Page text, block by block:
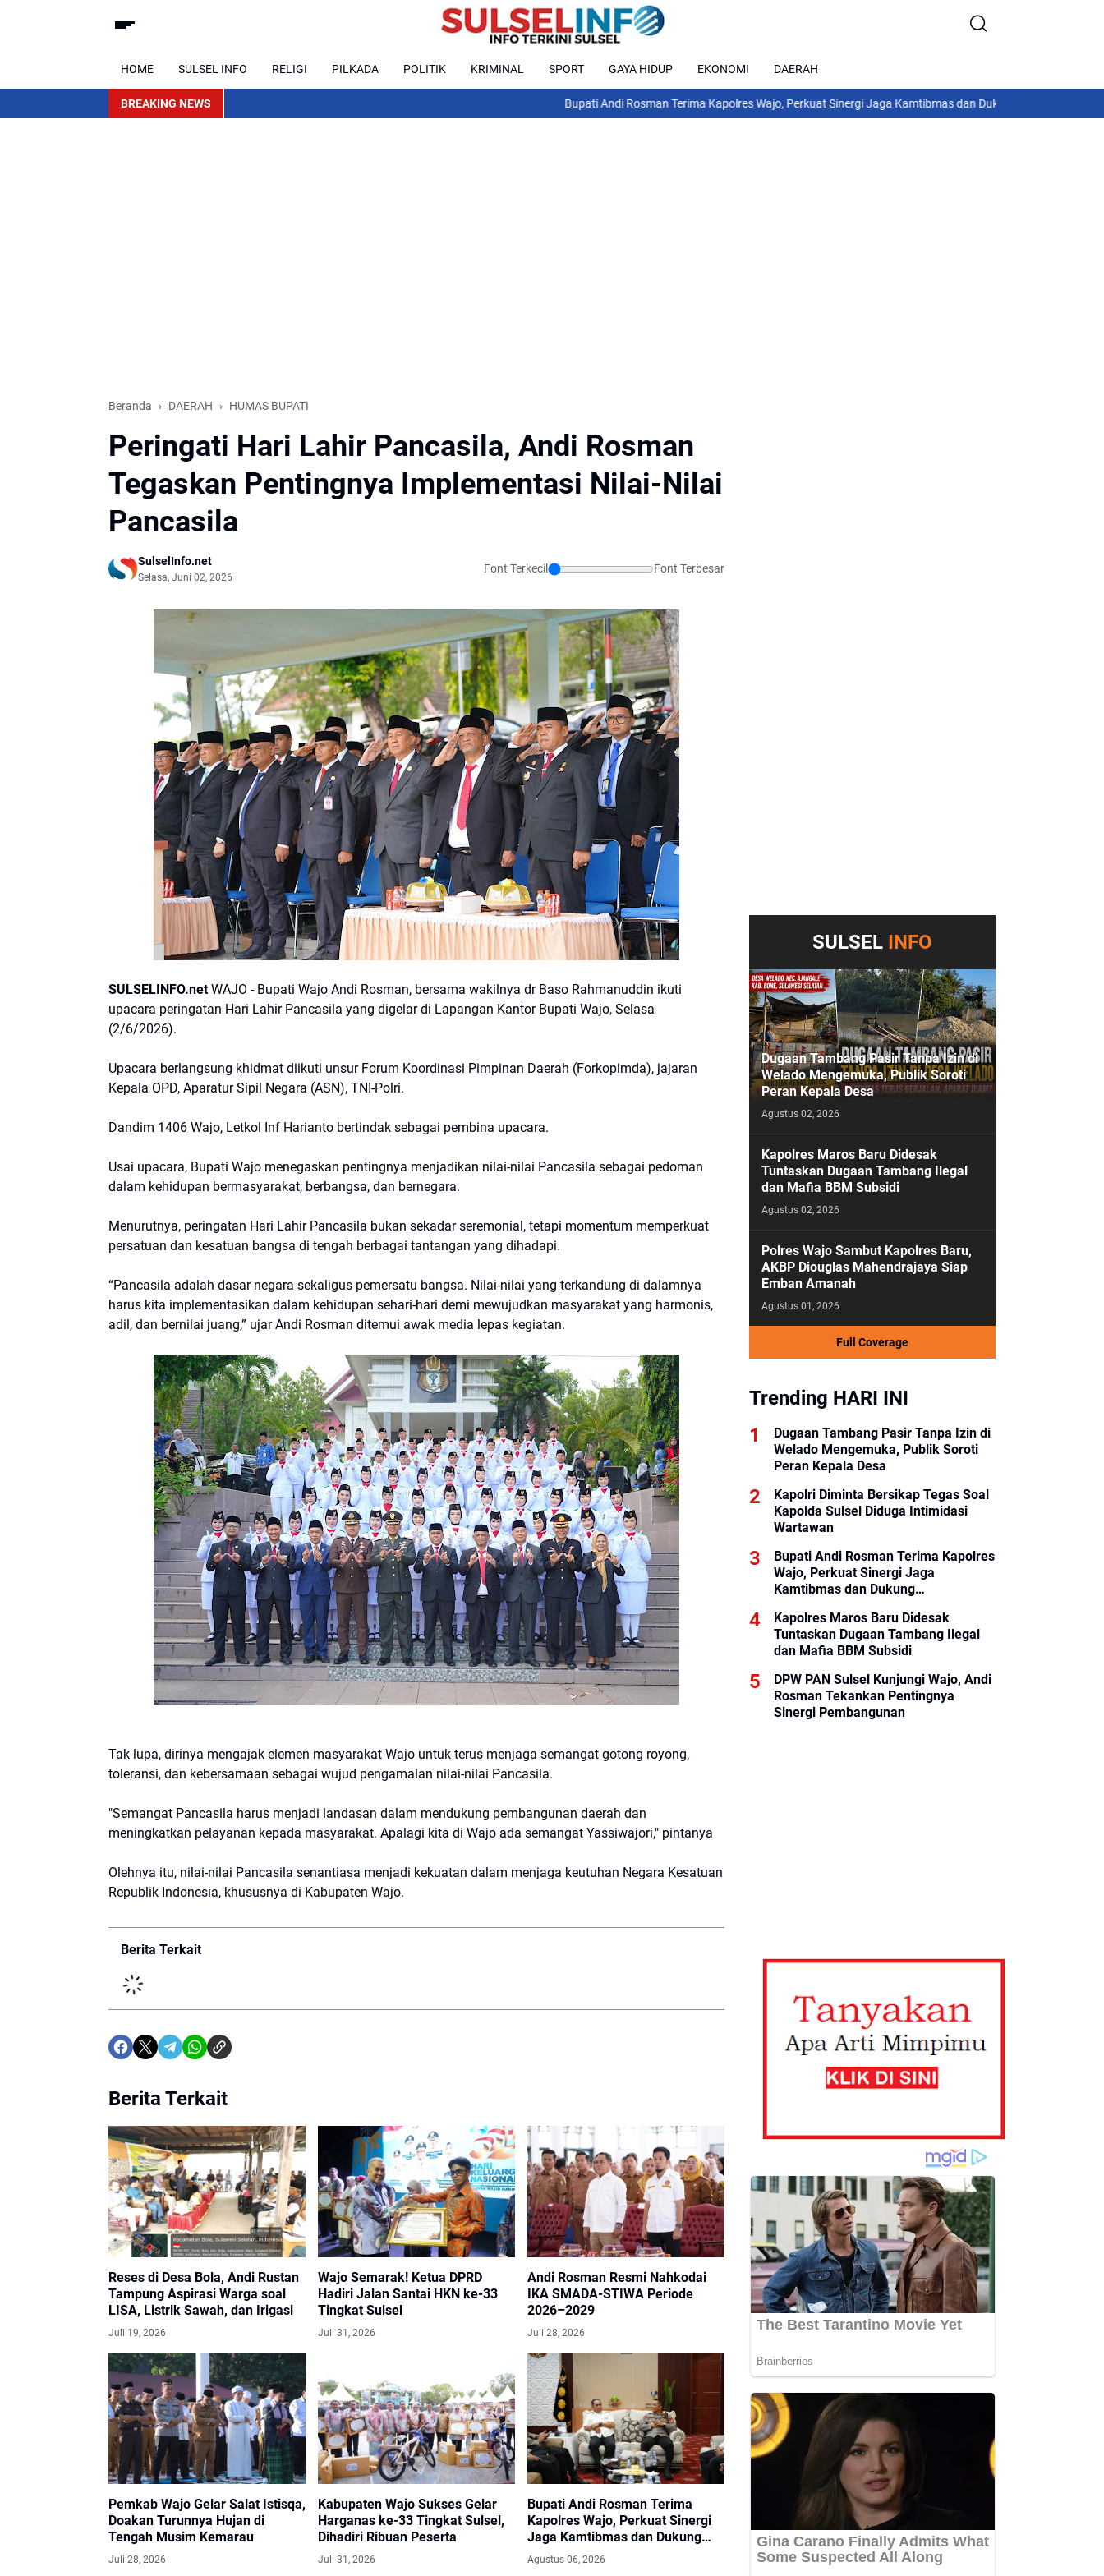
HOME SULSEL INFO RELIGI PILKADA POLITIK KRIMINAL SPORT GAYA HIDUP EKONOMI DAERAH
BREAKING NEWS Bupati Andi Rosman Terima Kapolres Wajo, Perkuat Sinergi Jaga Kamtibmas dan Dukung Pembangunan Daerah
Beranda DAERAH HUMAS BUPATI
Peringati Hari Lahir Pancasila, Andi Rosman
Tegaskan Pentingnya Implementasi Nilai-Nilai
Pancasila
SulselInfo.net
Selasa, Juni 02, 2026
Font Terkecil Font Terbesar
SULSELINFO.netWAJO - Bupati Wajo Andi Rosman, bersama wakilnya dr Baso Rahmanuddin ikuti
upacara peringatan Hari Lahir Pancasila yang digelar di Lapangan Kantor Bupati Wajo, Selasa
(2/6/2026).
Upacara berlangsung khidmat diikuti unsur Forum Koordinasi Pimpinan Daerah (Forkopimda), jajaran
Kepala OPD, Aparatur Sipil Negara (ASN), TNI-Polri.
Dandim 1406 Wajo, Letkol Inf Harianto bertindak sebagai pembina upacara.
Usai upacara, Bupati Wajo menegaskan pentingnya menjadikan nilai-nilai Pancasila sebagai pedoman
dalam kehidupan bermasyarakat, berbangsa, dan bernegara.
Menurutnya, peringatan Hari Lahir Pancasila bukan sekadar seremonial, tetapi momentum memperkuat
persatuan dan kesatuan bangsa di tengah berbagai tantangan yang dihadapi.
“Pancasila adalah dasar negara sekaligus pemersatu bangsa. Nilai-nilai yang terkandung di dalamnya
harus kita implementasikan dalam kehidupan sehari-hari demi mewujudkan masyarakat yang harmonis,
adil, dan bernilai juang,” ujar Andi Rosman ditemui awak media lepas kegiatan.
Tak lupa, dirinya mengajak elemen masyarakat Wajo untuk terus menjaga semangat gotong royong,
toleransi, dan kebersamaan sebagai wujud pengamalan nilai-nilai Pancasila.
"Semangat Pancasila harus menjadi landasan dalam mendukung pembangunan daerah dan
meningkatkan pelayanan kepada masyarakat. Apalagi kita di Wajo ada semangat Yassiwajori," pintanya
Olehnya itu, nilai-nilai Pancasila senantiasa menjadi kekuatan dalam menjaga keutuhan Negara Kesatuan
Republik Indonesia, khususnya di Kabupaten Wajo.
Berita Terkait
Berita Terkait
Reses di Desa Bola, Andi Rustan
Tampung Aspirasi Warga soal
LISA, Listrik Sawah, dan Irigasi
Juli 19, 2026
Wajo Semarak! Ketua DPRD
Hadiri Jalan Santai HKN ke-33
Tingkat Sulsel
Juli 31, 2026
Andi Rosman Resmi Nahkodai
IKA SMADA-STIWA Periode
2026–2029
Juli 28, 2026
Pemkab Wajo Gelar Salat Istisqa,
Doakan Turunnya Hujan di
Tengah Musim Kemarau
Juli 28, 2026
Kabupaten Wajo Sukses Gelar
Harganas ke-33 Tingkat Sulsel,
Dihadiri Ribuan Peserta
Juli 31, 2026
Bupati Andi Rosman Terima
Kapolres Wajo, Perkuat Sinergi
Jaga Kamtibmas dan Dukung
Pembangunan Daerah
Agustus 06, 2026
SULSEL INFO
Dugaan Tambang Pasir Tanpa Izin di
Welado Mengemuka, Publik Soroti
Peran Kepala Desa
Agustus 02, 2026
Kapolres Maros Baru Didesak
Tuntaskan Dugaan Tambang Ilegal
dan Mafia BBM Subsidi
Agustus 02, 2026
Polres Wajo Sambut Kapolres Baru,
AKBP Diouglas Mahendrajaya Siap
Emban Amanah
Agustus 01, 2026
Full Coverage
Trending HARI INI
Dugaan Tambang Pasir Tanpa Izin di
Welado Mengemuka, Publik Soroti
Peran Kepala Desa
Kapolri Diminta Bersikap Tegas Soal
Kapolda Sulsel Diduga Intimidasi
Wartawan
Bupati Andi Rosman Terima Kapolres
Wajo, Perkuat Sinergi Jaga
Kamtibmas dan Dukung
Kapolres Maros Baru Didesak
Tuntaskan Dugaan Tambang Ilegal
dan Mafia BBM Subsidi
DPW PAN Sulsel Kunjungi Wajo, Andi
Rosman Tekankan Pentingnya
Sinergi Pembangunan